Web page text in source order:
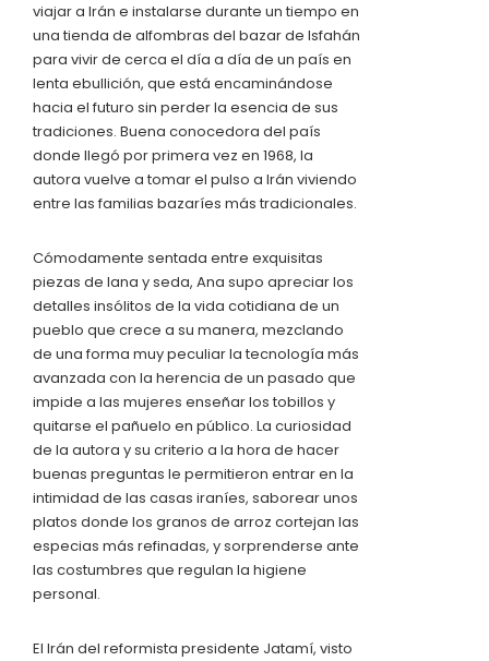
viajar a Irán e instalarse durante un tiempo en
una tienda de alfombras del bazar de Isfahán
para vivir de cerca el día a día de un país en
lenta ebullición, que está encaminándose
hacia el futuro sin perder la esencia de sus
tradiciones. Buena conocedora del país
donde llegó por primera vez en 1968, la
autora vuelve a tomar el pulso a Irán viviendo
entre las familias bazaríes más tradicionales.
Cómodamente sentada entre exquisitas
piezas de lana y seda, Ana supo apreciar los
detalles insólitos de la vida cotidiana de un
pueblo que crece a su manera, mezclando
de una forma muy peculiar la tecnología más
avanzada con la herencia de un pasado que
impide a las mujeres enseñar los tobillos y
quitarse el pañuelo en público. La curiosidad
de la autora y su criterio a la hora de hacer
buenas preguntas le permitieron entrar en la
intimidad de las casas iraníes, saborear unos
platos donde los granos de arroz cortejan las
especias más refinadas, y sorprenderse ante
las costumbres que regulan la higiene
personal.
El Irán del reformista presidente Jatamí, visto